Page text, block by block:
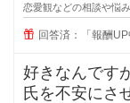
恋愛観などの相談や悩
回答済：「報酬
好きなんです
氏を不安にさ